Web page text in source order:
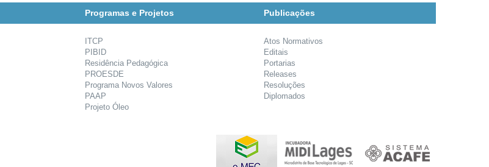
Programas e Projetos
ITCP
PIBID
Residência Pedagógica
PROESDE
Programa Novos Valores
PAAP
Projeto Óleo
Publicações
Atos Normativos
Editais
Portarias
Releases
Resoluções
Diplomados